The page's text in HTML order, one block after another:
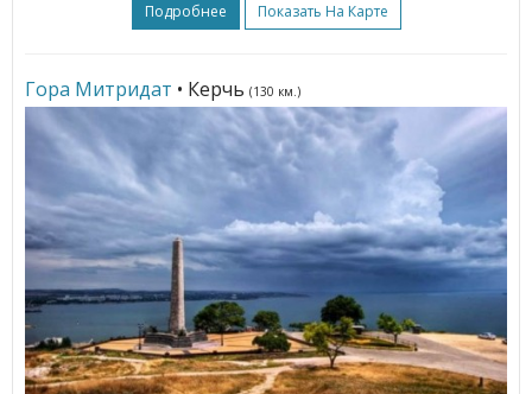
Подробнее Показать На Карте
Гора Митридат • Керчь (130 км.)